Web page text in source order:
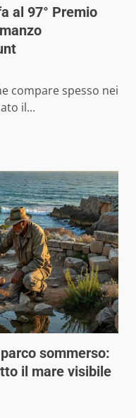
al 97° Premio
compare spesso nei
il...
sommerso:
il mare visibile